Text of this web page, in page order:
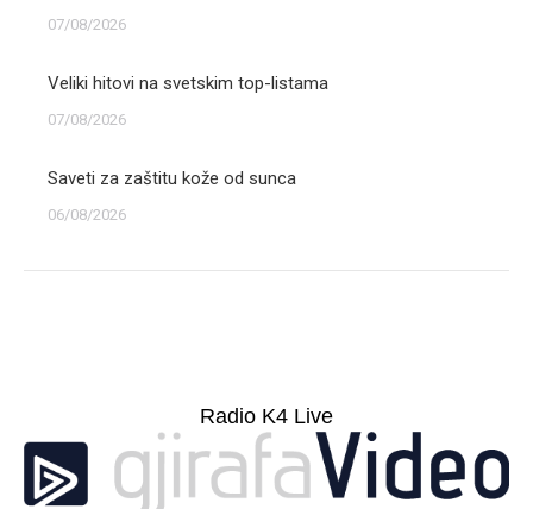
07/08/2026
Veliki hitovi na svetskim top-listama
07/08/2026
Saveti za zaštitu kože od sunca
06/08/2026
Radio K4 Live